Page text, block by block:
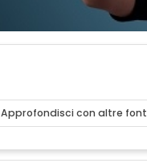
Approfondisci con altre